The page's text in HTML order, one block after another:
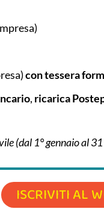
con tessera
, ricarica
(dal 1° gennaio al
ISCRIVITI AL